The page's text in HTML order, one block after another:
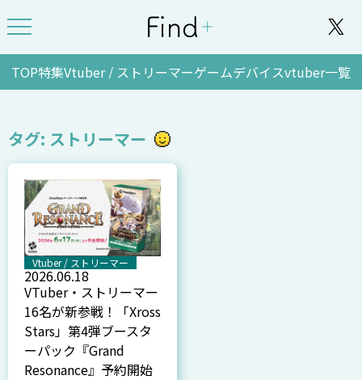
TOP特集Vtuber / ストリーマーゲームデバイスvtuber一覧
タグ: ストリーマー
Vtuber / ストリーマー
2026.06.18
VTuber・ストリーマー
16名が新参戦！「Xross
Stars」第4弾ブースタ
ーパック『Grand
Resonance』予約開始